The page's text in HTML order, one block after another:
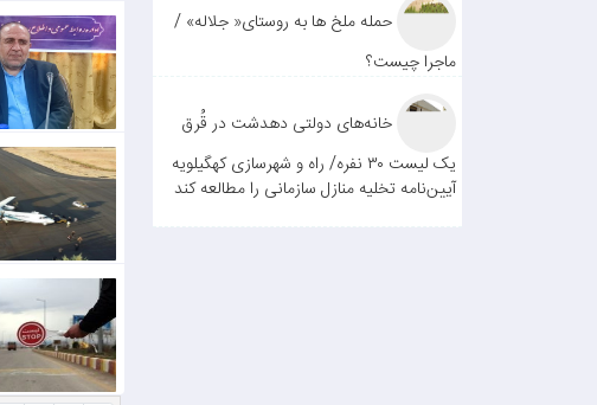
حمله ملخ ها به روستای« جلاله» /
ماجرا چیست؟
خانه‌های دولتی دهدشت در قُرق
یک لیست ۳۰ نفره/ راه و شهرسازی کهگیلویه
آیین‌نامه تخلیه منازل سازمانی را مطالعه کند